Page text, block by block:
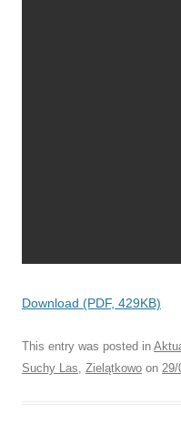
Download (PDF, 429KB)
This entry was posted in
Suchy Las, Zielątkowo on 29/